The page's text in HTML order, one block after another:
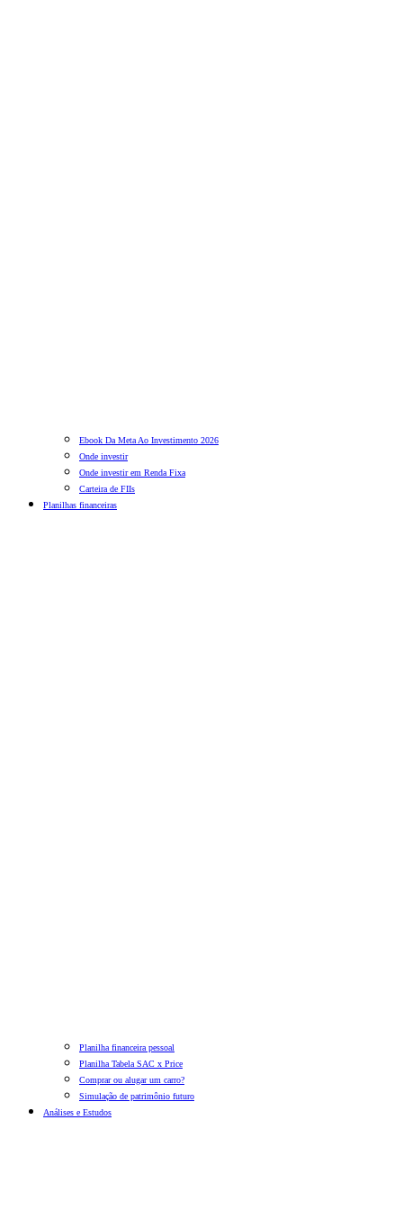
Ebook Da Meta Ao Investimento 2026
Onde investir
Onde investir em Renda Fixa
Carteira de FIIs
Planilhas financeiras
Planilha financeira pessoal
Planilha Tabela SAC x Price
Comprar ou alugar um carro?
Simulação de patrimônio futuro
Análises e Estudos